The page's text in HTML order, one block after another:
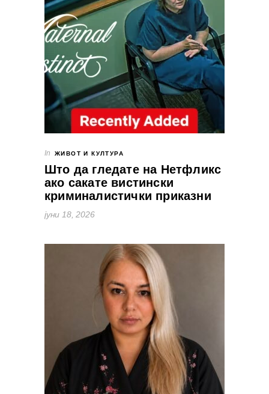
In ЖИВОТ И КУЛТУРА
Што да гледате на Нетфликс
ако сакате вистински
криминалистички приказни
јуни 18, 2026